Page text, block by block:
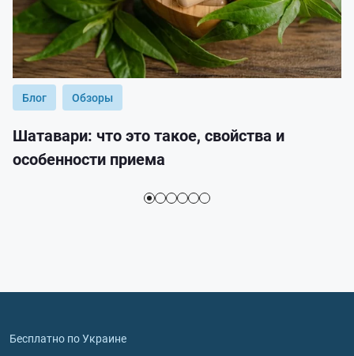
Блог Обзоры
Шатавари: что это такое, свойства и
особенности приема
Бесплатно по Украине